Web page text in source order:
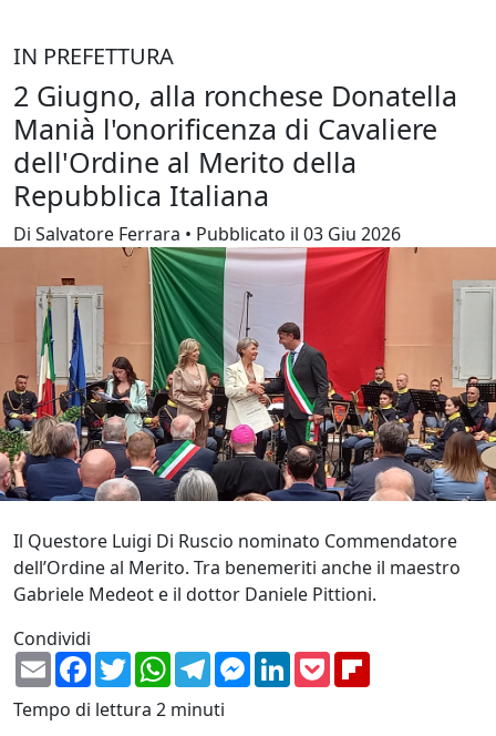
IN PREFETTURA
2 Giugno, alla ronchese Donatella
Manià l'onorificenza di Cavaliere
dell'Ordine al Merito della
Repubblica Italiana
Di Salvatore Ferrara • Pubblicato il 03 Giu 2026
Il Questore Luigi Di Ruscio nominato Commendatore
dell’Ordine al Merito. Tra benemeriti anche il maestro
Gabriele Medeot e il dottor Daniele Pittioni.
Condividi
EmailFacebook
TwitterWhatsApp
TelegramMessenger
LinkedIn
Pocket
Tempo di lettura 2 minuti